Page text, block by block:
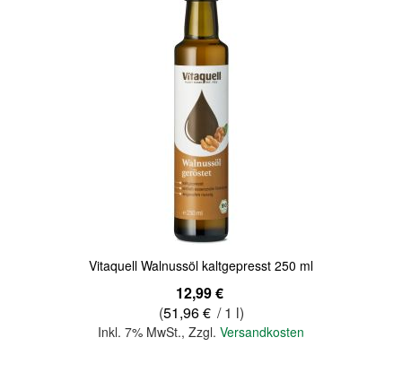
Vitaquell Walnussöl kaltgepresst 250 ml
12,99 €
(51,96 € / 1 l)
Inkl. 7% MwSt., Zzgl. Versandkosten